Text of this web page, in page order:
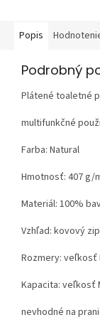
Popis
Podrobný
Plátené toaletné
multifunkčné
Farba: Natural
Hmotnosť: 407 g/
Materiál: 100%
Vzhľad: kovový
Rozmery: veľkosť
Kapacita: veľkosť
nevhodné na